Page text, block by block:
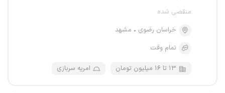
منقضی شده
خراسان رضوی
مشهد
تمام وقت
۱۳ تا ۱۶ میلیون تومان امریه سربازی